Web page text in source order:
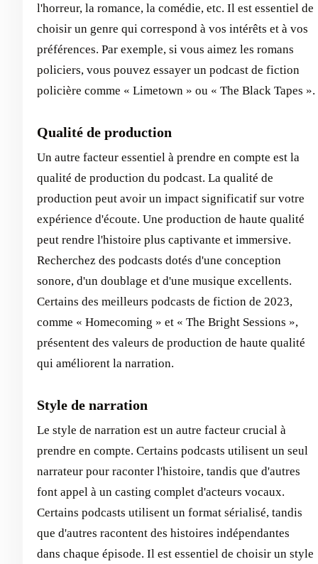
l'horreur, la romance, la comédie, etc. Il est essentiel de
choisir un genre qui correspond à vos intérêts et à vos
préférences. Par exemple, si vous aimez les romans
policiers, vous pouvez essayer un podcast de fiction
policière comme « Limetown » ou « The Black Tapes ».
Qualité de production
Un autre facteur essentiel à prendre en compte est la
qualité de production du podcast. La qualité de
production peut avoir un impact significatif sur votre
expérience d'écoute. Une production de haute qualité
peut rendre l'histoire plus captivante et immersive.
Recherchez des podcasts dotés d'une conception
sonore, d'un doublage et d'une musique excellents.
Certains des meilleurs podcasts de fiction de 2023,
comme « Homecoming » et « The Bright Sessions »,
présentent des valeurs de production de haute qualité
qui améliorent la narration.
Style de narration
Le style de narration est un autre facteur crucial à
prendre en compte. Certains podcasts utilisent un seul
narrateur pour raconter l'histoire, tandis que d'autres
font appel à un casting complet d'acteurs vocaux.
Certains podcasts utilisent un format sérialisé, tandis
que d'autres racontent des histoires indépendantes
dans chaque épisode. Il est essentiel de choisir un style